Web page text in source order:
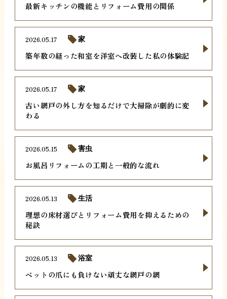
最新キッチンの機能とリフォーム費用の関係
築年数の経った和室を洋室へ改装した私の体験記
2026.05.17 家
古い網戸の外し方を知るだけで大掃除が劇的に変
わる
2026.05.17 家
お風呂リフォームの工期と一般的な流れ
2026.05.15 害虫
理想の床材選びとリフォーム費用を抑えるための
秘訣
2026.05.13 生活
ペットの爪にも負けない頑丈な網戸の網
2026.05.13 浴室